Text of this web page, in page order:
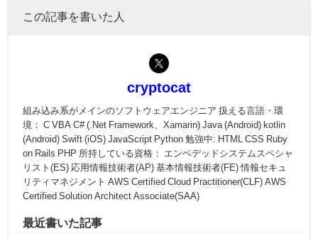
この記事を書いた人
cryptocat
組み込み系がメインのソフトウェアエンジニア 扱える言語・環
境： C VBA C# (.Net Framework、Xamarin) Java (Android) kotlin
(Android) Swift (iOS) JavaScript Python 勉強中: HTML CSS Ruby
on Rails PHP 所持している資格： エンベデッドシステムスペシャ
リスト(ES) 応用情報技術者(AP) 基本情報技術者(FE) 情報セキュ
リティマネジメント AWS Certified Cloud Practitioner(CLF) AWS
Certified Solution Architect Associate(SAA)
最近書いた記事